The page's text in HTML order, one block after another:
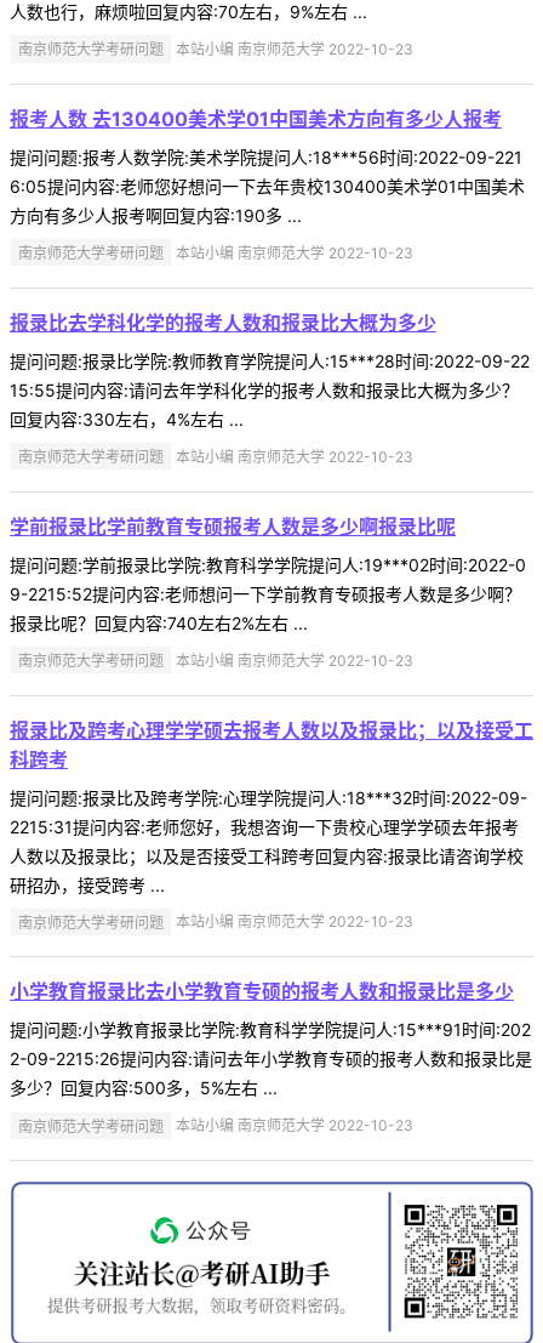
人数也行，麻烦啦回复内容:70左右，9%左右 ...
南京师范大学考研问题 本站小编 南京师范大学 2022-10-23
报考人数 去130400美术学01中国美术方向有多少人报考
提问问题:报考人数学院:美术学院提问人:18***56时间:2022-09-221
6:05提问内容:老师您好想问一下去年贵校130400美术学01中国美术
方向有多少人报考啊回复内容:190多 ...
南京师范大学考研问题 本站小编 南京师范大学 2022-10-23
报录比去学科化学的报考人数和报录比大概为多少
提问问题:报录比学院:教师教育学院提问人:15***28时间:2022-09-22
15:55提问内容:请问去年学科化学的报考人数和报录比大概为多少？
回复内容:330左右，4%左右 ...
南京师范大学考研问题 本站小编 南京师范大学 2022-10-23
学前报录比学前教育专硕报考人数是多少啊报录比呢
提问问题:学前报录比学院:教育科学学院提问人:19***02时间:2022-0
9-2215:52提问内容:老师想问一下学前教育专硕报考人数是多少啊？
报录比呢？回复内容:740左右2%左右 ...
南京师范大学考研问题 本站小编 南京师范大学 2022-10-23
报录比及跨考心理学学硕去报考人数以及报录比；以及接受工
科跨考
提问问题:报录比及跨考学院:心理学院提问人:18***32时间:2022-09-
2215:31提问内容:老师您好，我想咨询一下贵校心理学学硕去年报考
人数以及报录比；以及是否接受工科跨考回复内容:报录比请咨询学校
研招办，接受跨考 ...
南京师范大学考研问题 本站小编 南京师范大学 2022-10-23
小学教育报录比去小学教育专硕的报考人数和报录比是多少
提问问题:小学教育报录比学院:教育科学学院提问人:15***91时间:202
2-09-2215:26提问内容:请问去年小学教育专硕的报考人数和报录比是
多少？回复内容:500多，5%左右 ...
南京师范大学考研问题 本站小编 南京师范大学 2022-10-23